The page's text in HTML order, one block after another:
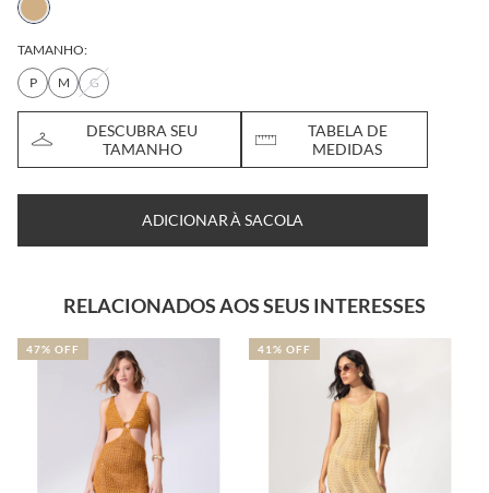
TAMANHO:
P
M G
DESCUBRA SEU
TAMANHO
TABELA DE
MEDIDAS
ADICIONAR À SACOLA
RELACIONADOS AOS SEUS INTERESSES
47% OFF 41% OFF